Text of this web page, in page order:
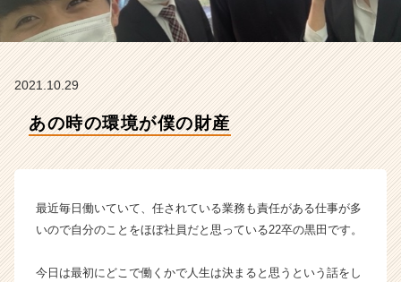
イ
ン】
チ
ャ
成
企
業
ら
2021.10.29
あの時の環境が僕の財産
最近毎日働いていて、任されている業務も責任がある仕事が多
いので自分のことをほぼ社員だと思っている22卒の黒田です。
今日は最初にどこで働くかで人生は決まると思うという話をし